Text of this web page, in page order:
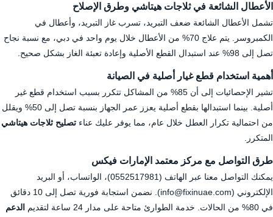
الأعطال الشائعة في ثلاجات هيتاشي وطرق الإصلاح
تشمل الأعطال الشائعة ضعف التبريد، تسرب غاز التبريد، وأعطال في
الكمبروسر. يتم علاج 70% من الأعطال خلال يوم واحد في دبي، مع نسبة نجاح
تصل إلى 98% عند استبدال القطع الأصلية وإعادة تعبئة الغاز بشكل صحيح.
أهمية استخدام قطع غيار أصلية في الصيانة
تشير الإحصائيات إلى أن 85% من المشاكل تتكرر بسبب استخدام قطع غير
أصلية. بينما استبدالها بقطع أصلية يعزز عمر الجهاز بنسبة تصل إلى 50% ويقلل
من احتمالية تكرار العطل خلال عام، مما يوفر عليك عناء تصليح ثلاجات هيتاشي
المتكرر.
طرق التواصل مع مركز معتمد الإمارات فيكس
يمكنك التواصل معنا عبر الهاتف (0552517981)، الواتساب، أو البريد
الإلكتروني (info@fixinuae.com). نضمن استجابة فورية تصل إلى 10 دقائق
في 80% من الحالات. خدمة الطوارئ متاحة على مدار 24 ساعة لتقديم
الدعم